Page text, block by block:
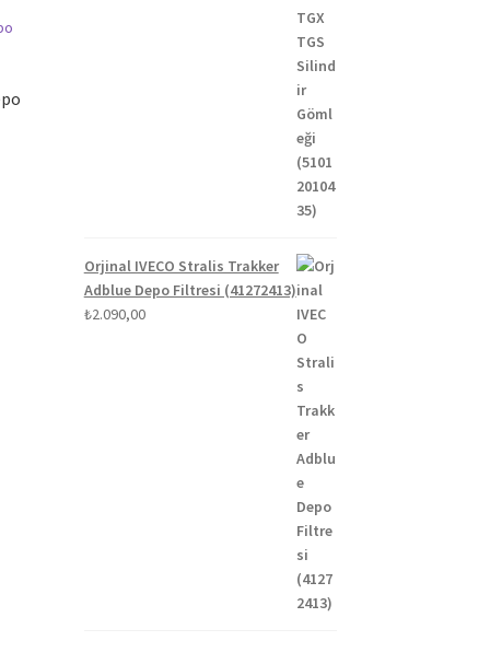
Orjinal IVECO Stralis Trakker
Adblue Depo Filtresi (41272413)
₺2.090,00